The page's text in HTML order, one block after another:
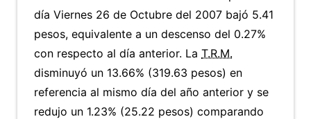
día Viernes 26 de Octubre del 2007 bajó 5.41
pesos, equivalente a un descenso del 0.27%
con respecto al día anterior. La T.R.M.
disminuyó un 13.66% (319.63 pesos) en
referencia al mismo día del año anterior y se
redujo un 1.23% (25.22 pesos) comparando